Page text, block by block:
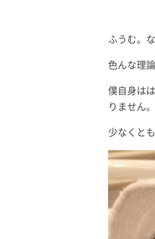
ふうむ。
色んな理
僕自身は
りません。
少なくと